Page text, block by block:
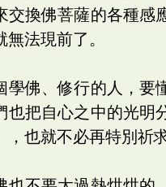
交換佛菩薩的各種感
法現前了。
學佛、修行的人，要
也把自心之中的光明
，也就不必再特別祈